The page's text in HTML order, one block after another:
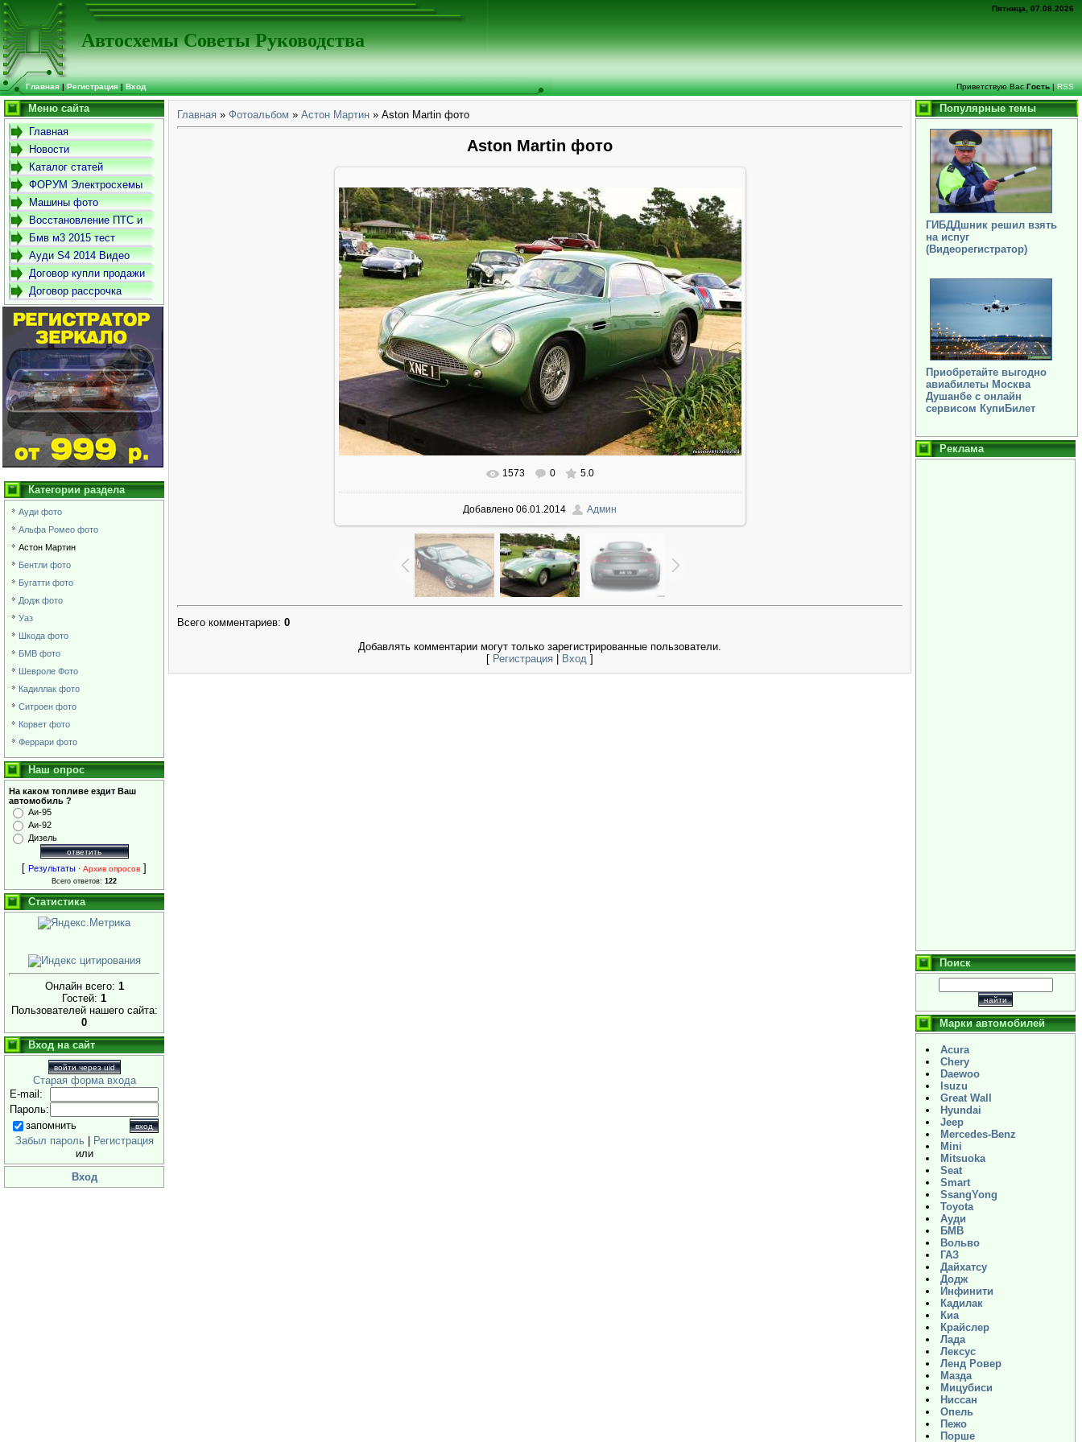
Пятница, 07.08.2026
Автосхемы Советы Руководства
Главная|Регистрация|Вход Приветствую Вас Гость|RSS
Меню сайта
Главная
Новости
Каталог статей
ФОРУМ Электросхемы
-Советы- Руководства
Машины фото
Восстановление ПТС и
СТСБмв м3 2015 тест
драйвАуди S4 2014 Видео
Договор купли продажи
автомобиля
Договор рассрочка
Категории раздела
Ауди фото
Альфа Ромео фото
Астон Мартин
Бентли фото
Бугатти фото
Додж фото
Уаз
Шкода фото
БМВ фото
Шевроле Фото
Кадиллак фото
Ситроен фото
Корвет фото
Феррари фото
Наш опрос
На каком топливе ездит Ваш
автомобиль ?
Аи-95
Аи-92
Дизель
[ Результаты · Архив опросов ]
Всего ответов: 122
Статистика
Онлайн всего: 1
Гостей: 1
Пользователей нашего сайта:
0
Вход на сайт
войти через uid
Старая форма входа
E-mail:
Пароль:
запомнить
Забыл пароль
Регистрация
или
Вход
Главная » Фотоальбом » Астон Мартин » Aston Martin фото
Aston Martin фото
В реальном размере 1024x683
1573 0 5.0
Добавлено 06.01.2014 Админ
Всего комментариев: 0
Добавлять комментарии могут только зарегистрированные пользователи.
[ Регистрация Вход ]
Популярные темы
ГИБДДшник решил взять
на испуг
(Видеорегистратор)
Приобретайте выгодно
авиабилеты Москва
Душанбе с онлайн
сервисом КупиБилет
Реклама
Поиск
Марки автомобилей
Acura
Chery
Daewoo
Isuzu
Great Wall
Hyundai
Jeep
Mercedes-Benz
Mini
Mitsuoka
Seat
Smart
SsangYong
Toyota
Ауди
БМВ
Вольво
ГАЗ
Дайхатсу
Додж
Инфинити
Кадилак
Киа
Крайслер
Лада
Лексус
Ленд Ровер
Мазда
Мицубиси
Ниссан
Опель
Пежо
Порше